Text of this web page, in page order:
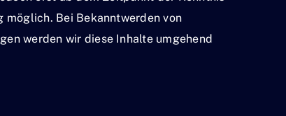
Bei Bekanntwerden von
werden wir diese Inhalte umgehend